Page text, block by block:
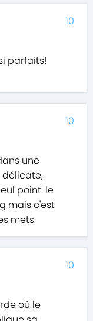
parfaits!
10
une
délicate,
point: le
mais c'est
mets.
10
où le
10